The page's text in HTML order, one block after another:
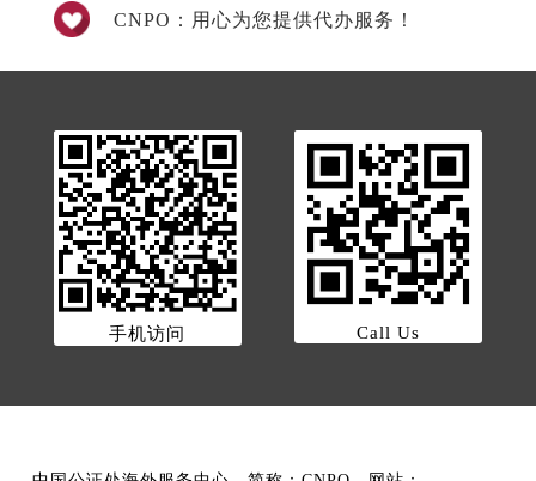
CNPO：用心为您提供代办服务！
手机访问 Call Us